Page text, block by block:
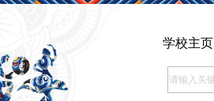
学校主页